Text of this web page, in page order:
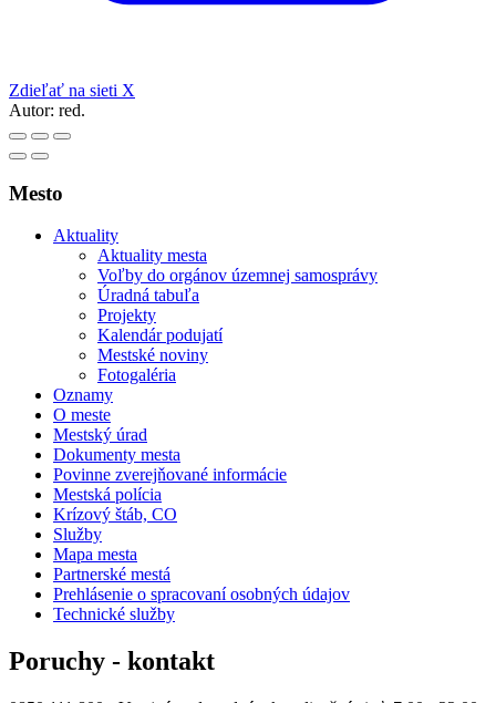
Zdieľať na sieti X
Autor: red.
Mesto
Aktuality
Aktuality mesta
Voľby do orgánov územnej samosprávy
Úradná tabuľa
Projekty
Kalendár podujatí
Mestské noviny
Fotogaléria
Oznamy
O meste
Mestský úrad
Dokumenty mesta
Povinne zverejňované informácie
Mestská polícia
Krízový štáb, CO
Služby
Mapa mesta
Partnerské mestá
Prehlásenie o spracovaní osobných údajov
Technické služby
Poruchy - kontakt